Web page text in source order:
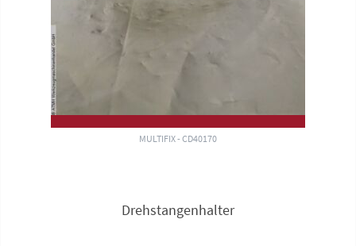
MULTIFIX - CD40170
Drehstangenhalter